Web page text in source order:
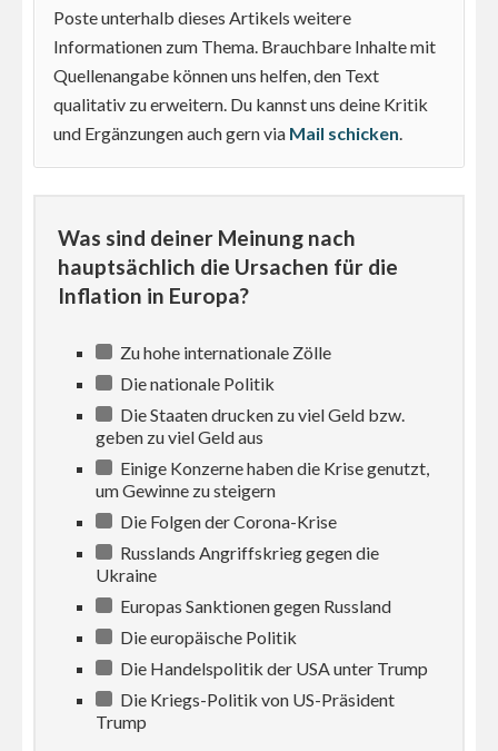
Poste unterhalb dieses Artikels weitere
Informationen zum Thema. Brauchbare Inhalte mit
Quellenangabe können uns helfen, den Text
qualitativ zu erweitern. Du kannst uns deine Kritik
und Ergänzungen auch gern via Mail schicken
Was sind deiner Meinung nach
hauptsächlich die Ursachen für die
Inflation in Europa?
Zu hohe internationale Zölle
Die nationale Politik
Die Staaten drucken zu viel Geld bzw.
geben zu viel Geld aus
Einige Konzerne haben die Krise genutzt,
um Gewinne zu steigern
Die Folgen der Corona-Krise
Russlands Angriffskrieg gegen die
Ukraine
Europas Sanktionen gegen Russland
Die europäische Politik
Die Handelspolitik der USA unter Trump
Die Kriegs-Politik von US-Präsident
Trump